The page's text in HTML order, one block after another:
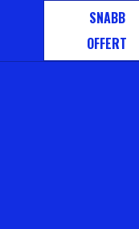
SNABB
OFFERT